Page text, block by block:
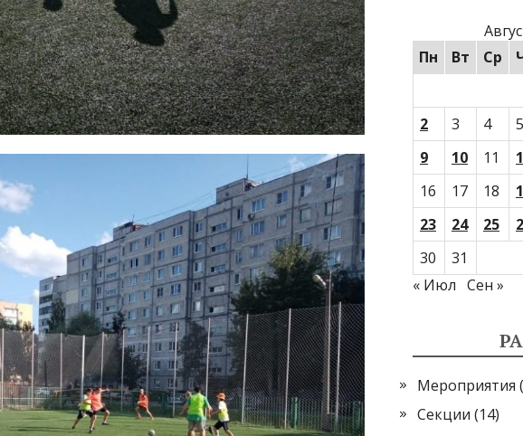
Пн
Вт Ср
2
3 4 5
9
10 11
16
17 18
23
24 25
30
31
« Июл Сен »
Мероприятия
Секции (14)